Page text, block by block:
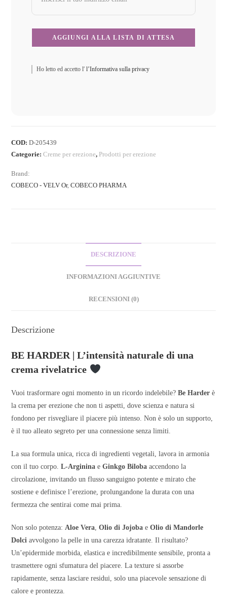
Ho letto ed accetto l' l’Informativa sulla privacy
COD:D-205439
Categorie:Creme per erezione, Prodotti per erezione
Brand:
COBECO - VELV Or,COBECO PHARMA
DESCRIZIONE
INFORMAZIONI AGGIUNTIVE
RECENSIONI (0)
Descrizione
BE HARDER | L’intensità naturale di una
crema rivelatrice
Vuoi trasformare ogni momento in un ricordo indelebile?Be Harder è
la crema per erezione che non ti aspetti, dove scienza e natura si
fondono per risvegliare il piacere più intenso. Non è solo un supporto,
è il tuo alleato segreto per una connessione senza limiti.
La sua formula unica, ricca di ingredienti vegetali, lavora in armonia
con il tuo corpo.L-Arginina eGinkgo Biloba accendono la
circolazione, invitando un flusso sanguigno potente e mirato che
sostiene e definisce l’erezione, prolungandone la durata con una
fermezza che sentirai come mai prima.
Non solo potenza:Aloe Vera,Olio di Jojoba eOlio di Mandorle
Dolci avvolgono la pelle in una carezza idratante. Il risultato?
Un’epidermide morbida, elastica e incredibilmente sensibile, pronta a
trasmettere ogni sfumatura del piacere. La texture si assorbe
rapidamente, senza lasciare residui, solo una piacevole sensazione di
calore e prontezza.